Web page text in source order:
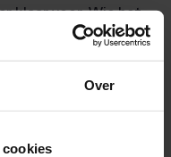
Over
klaar voor. Wie het
een webcam om te
gebeurt.